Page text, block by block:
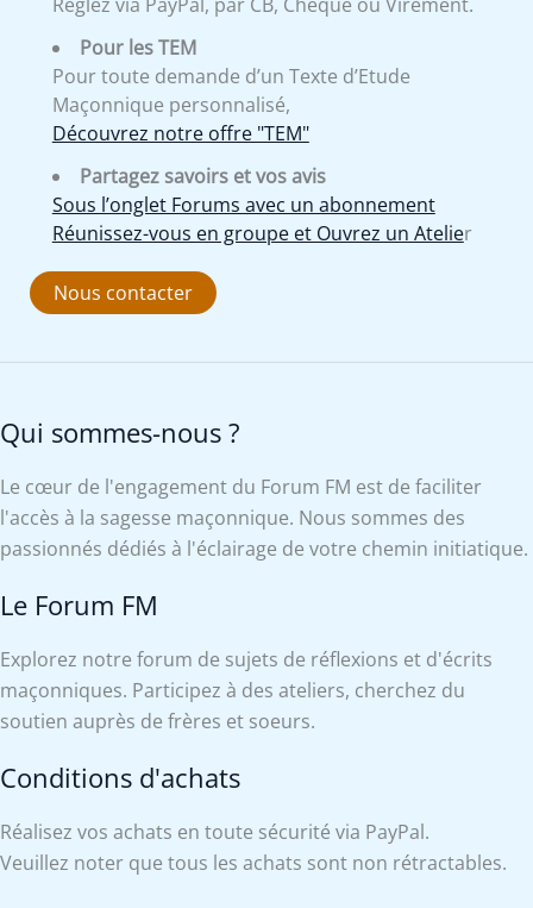
Pour les TEM
Pour toute demande d’un Texte d’Etude
Maçonnique personnalisé,
Découvrez notre offre "TEM"
Partagez savoirs et vos avis
Sous l’onglet Forums avec un abonnement
Réunissez-vous en groupe et Ouvrez un Atelier
Nous contacter
Qui sommes-nous ?
Le cœur de l'engagement du Forum FM est de faciliter
l'accès à la sagesse maçonnique. Nous sommes des
passionnés dédiés à l'éclairage de votre chemin initiatique.
Le Forum FM
Explorez notre forum de sujets de réflexions et d'écrits
maçonniques. Participez à des ateliers, cherchez du
soutien auprès de frères et soeurs.
Conditions d'achats
Réalisez vos achats en toute sécurité via PayPal.
Veuillez noter que tous les achats sont non rétractables.